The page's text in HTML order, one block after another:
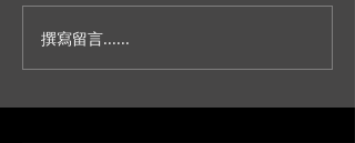
人生不就是一場冒險？/台
北新板希爾頓宴客/訂結儀
撰寫留言......